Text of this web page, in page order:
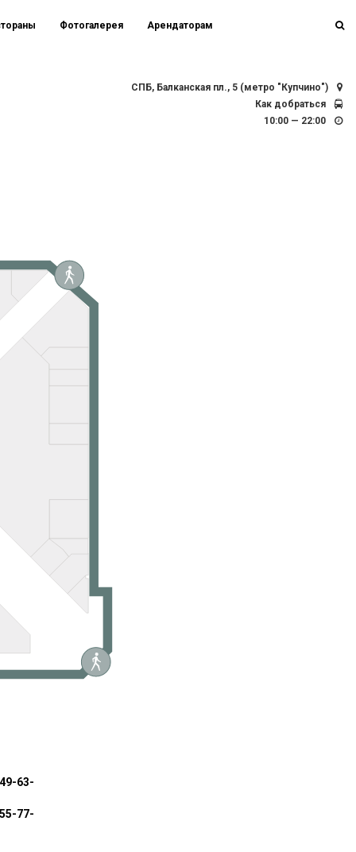
Фотогалерея Арендаторам
СПБ, Балканская пл., 5 (метро "Купчино")
Как добраться
10:00 — 22:00
63-
77-